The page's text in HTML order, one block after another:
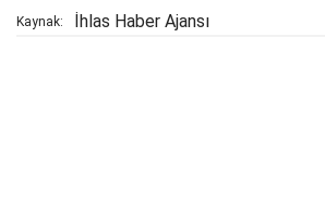
Kaynak: İhlas Haber Ajansı